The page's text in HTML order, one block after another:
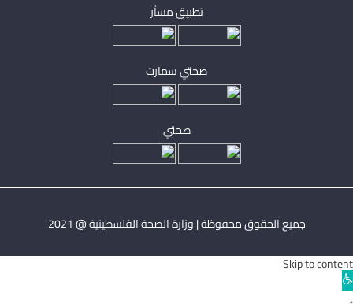
تطبيق مساْر
صحتي سمارت
صحتي
جميع الحقوق محفوظة | وزارة الصحة الفلسطينية @ 2021
Skip to content
Open
toolbar